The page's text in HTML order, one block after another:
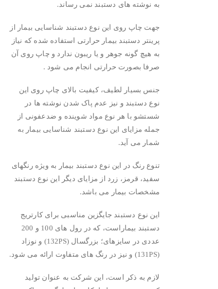
به نوشته های دستبند نمی رساند.
جهت چاپ روی این نوع دستبند شناسایی بیمار از
پرینتر دستبند بیمار حرارتی استفاده شده که نیاز
به هیچ گونه جوهر و یا ریبون ندارد و چاپ روی آن
صرفا بصورت حرارتی انجام می شود .
جنس بسیار لطیف، کیفیت بالای چاپ روی این
نوع دستبند و نیز عدم پاک شدن نوشته ها در
شستشو با هر نوع مواد شوینده و ضدعفونی از
جمله مزایای این نوع دستبند شناسایی بیمار به
شمار می آید.
تنوع رنگ در این نوع دستبند بیمار به ویژه رنگهای
سفید، قرمز، زرد از مزایای دیگر این نوع دستبند
مشخصات بیمار می باشد.
این نوع دستبند جایگزین مناسبی برای کارتریج
دستبند بیماراست، که در رول های 100 و 200
عددی در سایزهای؛ بزرگسال (132PS) و نوزاد
(131PS) و نیز در رنگ های متفاوت ارائه می شود.
لازم به ذکر است، این شرکت به عنوان تولید